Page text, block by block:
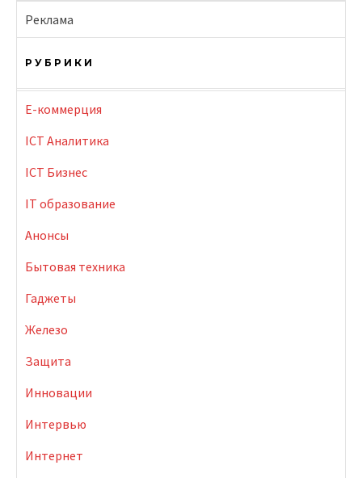
Реклама
РУБРИКИ
E-коммерция
ICT Аналитика
ICT Бизнес
IT образование
Анонсы
Бытовая техника
Гаджеты
Железо
Защита
Инновации
Интервью
Интернет